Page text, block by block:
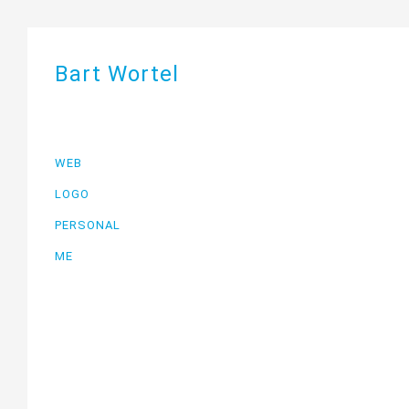
Bart Wortel
WEB
LOGO
PERSONAL
ME